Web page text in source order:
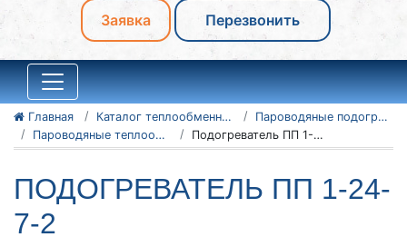
Заявка Перезвонить
Главная Каталог теплообменного оборудования
Пароводяные подогреватели
Пароводяные теплообменники ПП (ПП1 и ПП2)
Подогреватель ПП 1-24-7-2
ПОДОГРЕВАТЕЛЬ ПП 1-24-
7-2